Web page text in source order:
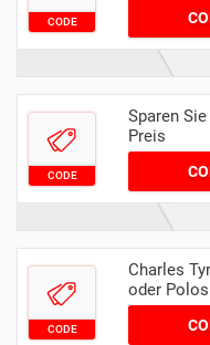
CODE
CODE
Sparen
Preis
CODE
Charles
oder